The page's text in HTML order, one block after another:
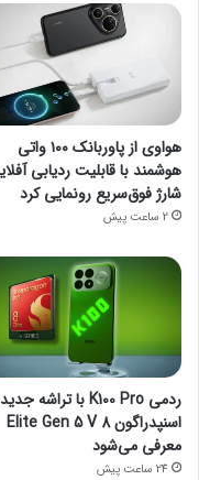
هواوی از پاوربانک ۱۰۰ واتی
هوشمند با قابلیت ردیابی
شارژ فوق‌سریع رونمایی کرد
2 ساعت پیش
ردمی K100 Pro با تراشه جدید
اسنپدراگون 8 Elite Gen 5 V
معرفی می‌شود
24 ساعت پیش